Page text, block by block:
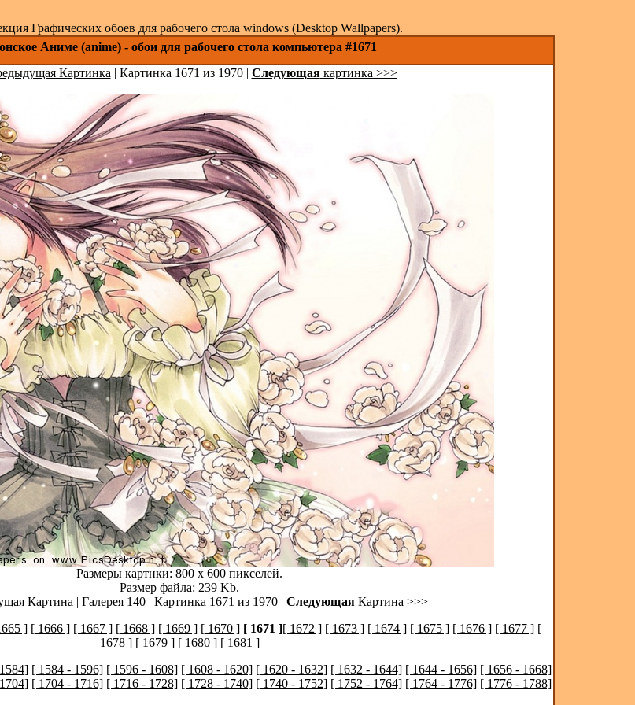
Графических обоев для рабочего стола windows (Desktop Wallpapers).
Аниме (anime) - обои для рабочего стола компьютера #1671
Картинка | Картинка 1671 из 1970 | Следующаякартинка >>>
Размеры картнки: 800 x 600 пикселей.
Размер файла: 239 Kb.
Картина | Галерея 140 | Картинка 1671 из 1970 | Следующая Картина >>>
] [ 1666 ] [ 1667 ] [ 1668 ] [ 1669 ] [ 1670 ] [ 1671 ][ 1672 ] [ 1673 ] [ 1674 ] [ 1675 ] [ 1676 ] [ 1677 ] [
1678 ] [ 1679 ] [ 1680 ] [ 1681 ]
[ 1584 - 1596] [ 1596 - 1608] [ 1608 - 1620] [ 1620 - 1632] [ 1632 - 1644] [ 1644 - 1656] [ 1656 - 1668]
[ 1704 - 1716] [ 1716 - 1728] [ 1728 - 1740] [ 1740 - 1752] [ 1752 - 1764] [ 1764 - 1776] [ 1776 - 1788]